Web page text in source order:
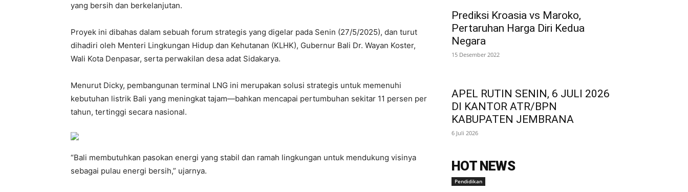
yang bersih dan berkelanjutan.
Proyek ini dibahas dalam sebuah forum strategis yang digelar pada Senin (27/5/2025), dan turut
dihadiri oleh Menteri Lingkungan Hidup dan Kehutanan (KLHK), Gubernur Bali Dr. Wayan Koster,
Wali Kota Denpasar, serta perwakilan desa adat Sidakarya.
Menurut Dicky, pembangunan terminal LNG ini merupakan solusi strategis untuk memenuhi
kebutuhan listrik Bali yang meningkat tajam—bahkan mencapai pertumbuhan sekitar 11 persen per
tahun, tertinggi secara nasional.
“Bali membutuhkan pasokan energi yang stabil dan ramah lingkungan untuk mendukung visinya
sebagai pulau energi bersih,” ujarnya.
Prediksi Kroasia vs Maroko,
Pertaruhan Harga Diri Kedua
Negara
15 Desember 2022
APEL RUTIN SENIN, 6 JULI 2026
DI KANTOR ATR/BPN
KABUPATEN JEMBRANA
6 Juli 2026
HOT NEWS
Pendidikan